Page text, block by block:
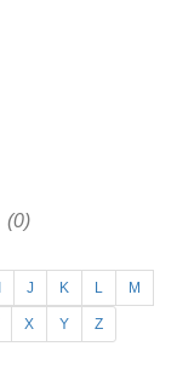
(0)
J K L M
X Y Z